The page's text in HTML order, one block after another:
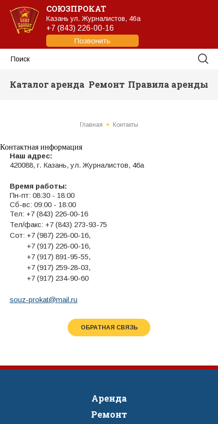
СОЮЗПРОКАТ
Казань ул. Журналистов, 46а
+7 (843) 226-00-16
Позвонить
Каталог аренда Ремонт Правила аренды
Главная Контакты
Контактная информация
Наш адрес:
420088, г. Казань, ул. Журналистов, 46а
Время работы:
Пн-пт: 08:30 - 18:00
Сб-вс: 09:00 - 18:00
Тел: +7 (843) 226-00-16
Тел/факс: +7 (843) 273-93-75
Сот: +7 (987) 226-00-16,
+7 (917) 226-00-16,
+7 (917) 891-95-55,
+7 (917) 259-28-03,
+7 (917) 234-90-60
souz-prokat@mail.ru
ОБРАТНАЯ СВЯЗЬ
Аренда
Ремонт